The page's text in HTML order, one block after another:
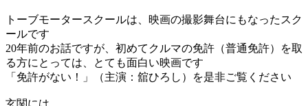
トーブモータースクールは、映画の撮影舞台にもなったスク
ールです
20年前のお話ですが、初めてクルマの免許（普通免許）を取
る方にとっては、とても面白い映画です
「免許がない！」（主演：舘ひろし）を是非ご覧ください
玄関には、